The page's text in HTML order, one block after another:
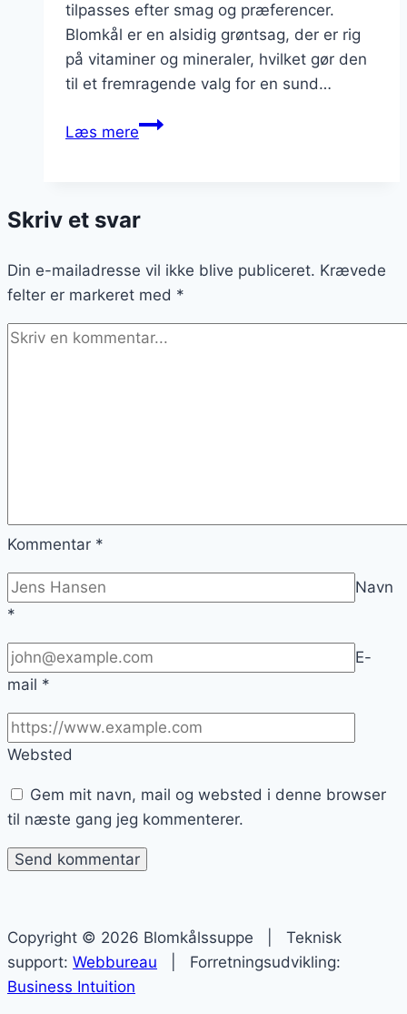
tilpasses efter smag og præferencer.
Blomkål er en alsidig grøntsag, der er rig
på vitaminer og mineraler, hvilket gør den
til et fremragende valg for en sund…
Læs mereBlomkålssuppe
hele
Skriv et svar
Din e-mailadresse vil ikke blive publiceret. Krævede
felter er markeret med *
Kommentar *
Navn
*
E-
mail *
Websted
Gem mit navn, mail og websted i denne browser
til næste gang jeg kommenterer.
Copyright © 2026 Blomkålssuppe | Teknisk
support: Webbureau | Forretningsudvikling:
Business Intuition